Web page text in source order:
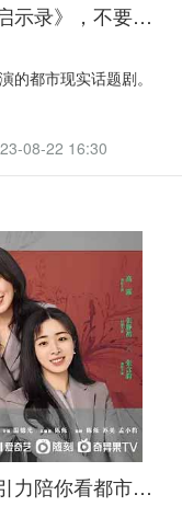
蔡文静、韩东君领衔主演《装腔启示录》，不要错过都市现实话题剧
的都市现实话题剧。
08-22 16:30
高露、张含韵主演《她的城》，引力陪你看都市丽人的成长史